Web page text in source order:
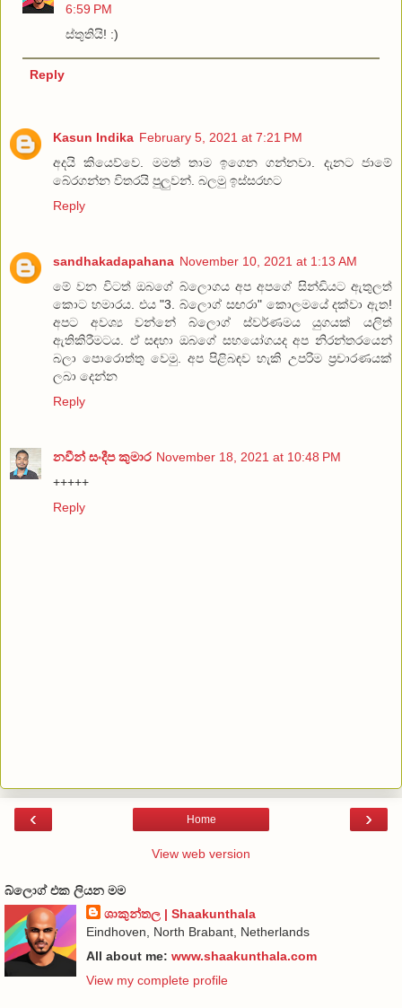
6:59 PM
ස්තුතියි! :)
Reply
Kasun Indika February 5, 2021 at 7:21 PM
අදයි කියෙව්වෙ. මමත් තාම ඉගෙන ගන්නවා. දැනට ජාමේ
බේරගන්න විතරයි පුලුවන්. බලමු ඉස්සරහට
Reply
sandhakadapahana November 10, 2021 at 1:13 AM
මේ වන විටත් ඔබගේ බ්ලොගය අප අපගේ සින්ඩියට ඇතුලත්
කොට හමාරය. එය "3. බ්ලොග් සඟරා" කොලමයේ දක්වා ඇත!
අපට අවශ්‍ය වන්නේ බ්ලොග් ස්වර්ණමය යුගයක් යලිත්
ඇතිකිරීමටය. ඒ සඳහා ඔබගේ සහයෝගයද අප නිරන්තරයෙන්
බලා පොරොත්තු වෙමු. අප පිළිබඳව හැකි උපරිම ප්‍රචාරණයක්
ලබා දෙන්න
Reply
නවීන් සංදීප කුමාර November 18, 2021 at 10:48 PM
+++++
Reply
‹ ›
Home
View web version
බ්ලොග් එක ලියන මම
ශාකුන්තල | Shaakunthala
Eindhoven, North Brabant, Netherlands
All about me: www.shaakunthala.com
View my complete profile